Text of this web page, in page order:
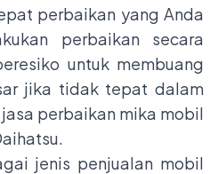
perbaikan yang Anda
perbaikan secara
untuk membuang
jika tidak tepat dalam
perbaikan mika mobil
.
jenis penjualan mobil